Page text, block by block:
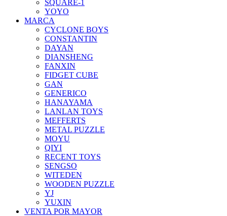
SQUARE-1
YOYO
MARCA
CYCLONE BOYS
CONSTANTIN
DAYAN
DIANSHENG
FANXIN
FIDGET CUBE
GAN
GENERICO
HANAYAMA
LANLAN TOYS
MEFFERTS
METAL PUZZLE
MOYU
QIYI
RECENT TOYS
SENGSO
WITEDEN
WOODEN PUZZLE
YJ
YUXIN
VENTA POR MAYOR